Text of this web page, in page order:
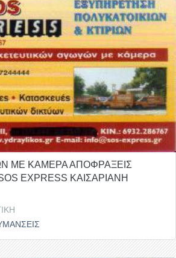
ΜΕ ΚΑΜΕΡΑ ΑΠΟΦΡΑΞΕΙΣ
EXPRESS ΚΑΙΣΑΡΙΑΝΗ